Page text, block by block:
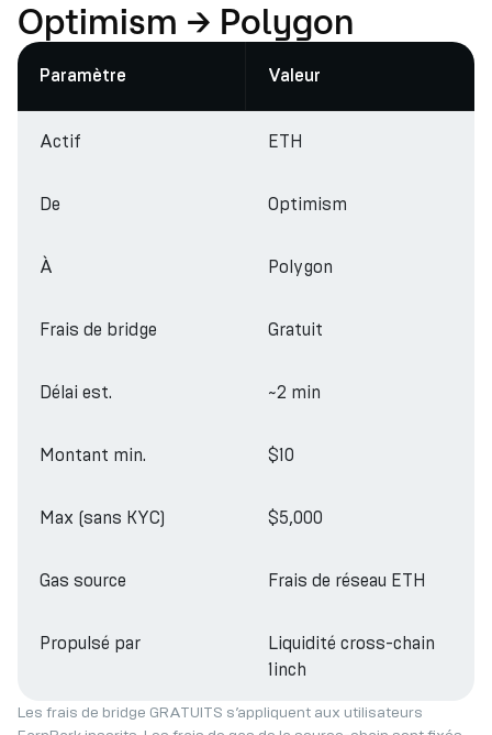
Optimism → Polygon
Paramètre Valeur
Actif ETH
De Optimism
À Polygon
Frais de bridge Gratuit
Délai est. ~2 min
Montant min. $10
Max (sans KYC) $5,000
Gas source Frais de réseau ETH
Propulsé par
Liquidité cross-chain
1inch
Les frais de bridge GRATUITS s’appliquent aux utilisateurs